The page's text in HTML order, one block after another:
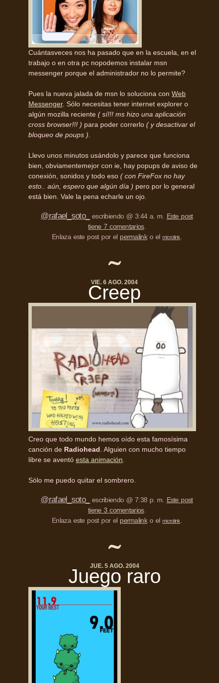
Cuántasveces nos ha pasado que en la escuela, en el
trabajo o en otra pc nopodemos instalar msn
messenger porque el administrador no lo permite?
Pues la nueva jalada de msn lo soluciona con Web
Messenger. Sólo necesitas tener internet explorer o
algún mozilla reciente ( sí!!! ms hizo una aplicación
cross browser!!! ) para poder correrlo ( y desactivar el
bloqueo de poups )
Llevo unos minutos usándolo y parece que funciona
bien, obviamentemejor con ie, hay popups de aviso de
conexión, sonidos y todo eso ( con FireFox no hay
esto.. aún, espero que algún día ) pero por lo general
está bien. Vale la pena echarle un ojo.
@rafael_soto_ escribiendo @ 3:44 a. m. Este post
tiene 7 comentarios.
Enlaza este post por el permalinko el microlink
VIE. 6 AGO. 2004
Creep
Creo que todo mundo hemos oído esta famosísima
canción de Radiohead. Alguien con mucho tiempo
libre se aventó esta animación.
Sólo me puedo quitar el sombrero.
@rafael_soto_ escribiendo @ 7:38 p. m. Este post
tiene 3 comentarios.
Enlaza este post por el permalinko el microlink.
JUE. 5 AGO. 2004
Juego raro